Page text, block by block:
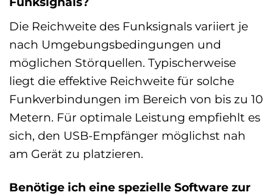
Die Reichweite des Funksignals variiert je
nach Umgebungsbedingungen und
möglichen Störquellen. Typischerweise
liegt die effektive Reichweite für solche
Funkverbindungen im Bereich von bis zu 10
Metern. Für optimale Leistung empfiehlt es
sich, den USB-Empfänger möglichst nah
am Gerät zu platzieren.
Benötige ich eine spezielle Software zur